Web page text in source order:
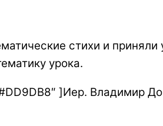
стихи и приняли
урока.
]Иер. Владимир